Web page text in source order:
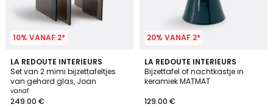
10% VANAF 2*
LA REDOUTE INTERIEURS
Set van 2 mimi bijzettafeltjes
van gehard glas, Joan
vanaf
249.00 €
4.2
/ 5
2
Kleuren
20% VANAF 2*
LA REDOUTE INTERIEURS
Bijzettafel of nachtkastje in
keramiek MATMAT
129.00 €
4.7
/ 5
2
Kleuren